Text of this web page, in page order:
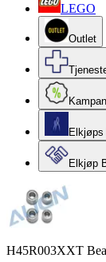
LEGO
Outlet
Elkjøps
Elkjøp
H45R003XXT